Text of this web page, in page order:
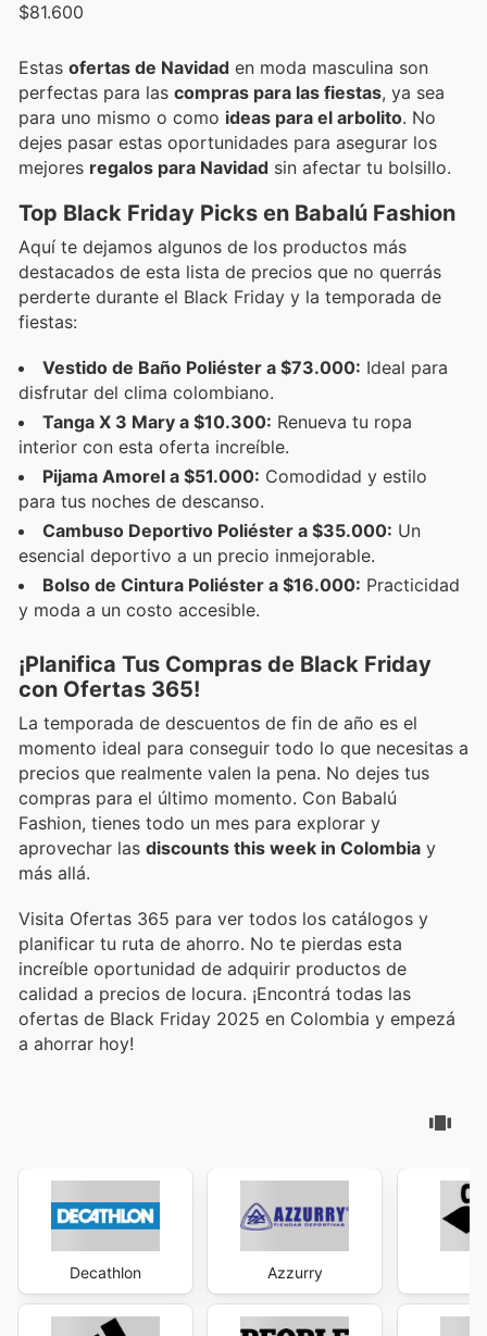
$81.600
Estas ofertas de Navidad en moda masculina son
perfectas para las compras para las fiestas, ya sea
para uno mismo o como ideas para el arbolito. No
dejes pasar estas oportunidades para asegurar los
mejores regalos para Navidad sin afectar tu bolsillo.
Top Black Friday Picks en Babalú Fashion
Aquí te dejamos algunos de los productos más
destacados de esta lista de precios que no querrás
perderte durante el Black Friday y la temporada de
fiestas:
Vestido de Baño Poliéster a $73.000: Ideal para
disfrutar del clima colombiano.
Tanga X 3 Mary a $10.300: Renueva tu ropa
interior con esta oferta increíble.
Pijama Amorel a $51.000: Comodidad y estilo
para tus noches de descanso.
Cambuso Deportivo Poliéster a $35.000: Un
esencial deportivo a un precio inmejorable.
Bolso de Cintura Poliéster a $16.000: Practicidad
y moda a un costo accesible.
¡Planifica Tus Compras de Black Friday
con Ofertas 365!
La temporada de descuentos de fin de año es el
momento ideal para conseguir todo lo que necesitas a
precios que realmente valen la pena. No dejes tus
compras para el último momento. Con Babalú
Fashion, tienes todo un mes para explorar y
aprovechar las discounts this week in Colombia y
más allá.
Visita Ofertas 365 para ver todos los catálogos y
planificar tu ruta de ahorro. No te pierdas esta
increíble oportunidad de adquirir productos de
calidad a precios de locura. ¡Encontrá todas las
ofertas de Black Friday 2025 en Colombia y empezá
a ahorrar hoy!
Decathlon Azzurry